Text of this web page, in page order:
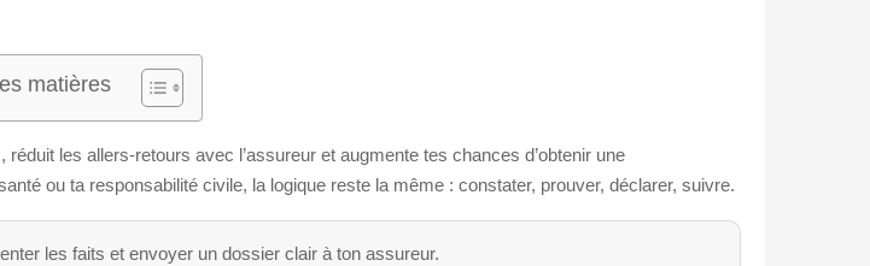
matières
les allers-retours avec l’assureur et augmente tes chances d’obtenir une
ou ta responsabilité civile, la logique reste la même : constater, prouver, déclarer, suivre.
les faits et envoyer un dossier clair à ton assureur.